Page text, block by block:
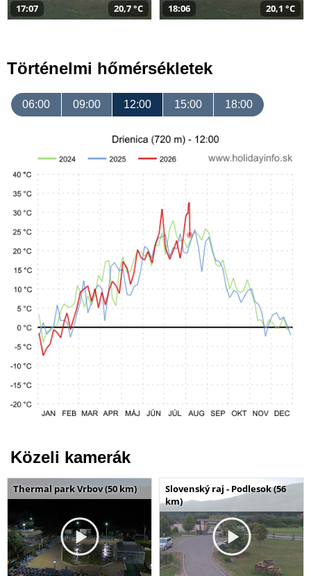
17:07 20,7 °C 18:06 20,1 °C
Történelmi hőmérsékletek
06:00 09:00 12:00 15:00 18:00
Közeli kamerák
Thermal park Vrbov (50 km)
Slovenský raj - Podlesok (56
km)